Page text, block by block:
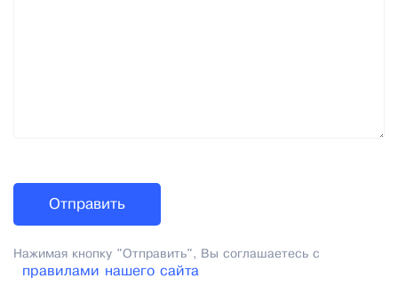
Нажимая кнопку "Отправить", Вы соглашаетесь с
правилами нашего сайта